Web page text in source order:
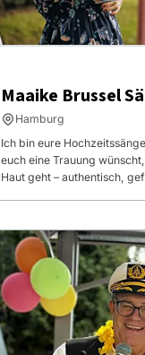
Maaike Brussel
Hamburg
Ich bin eure
euch eine Trauung
Haut geht – authentisch,